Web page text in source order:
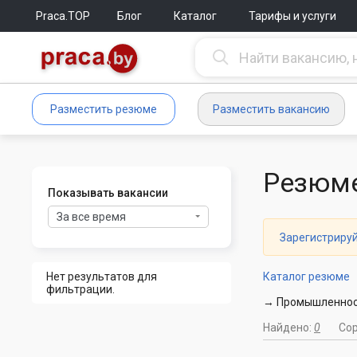
Praca.TOP Блог Каталог Тарифы и услуги
Разместить резюме Разместить вакансию
Показывать вакансии
За все время
Нет результатов для
фильтрации.
Каталог резюме
→
Найдено: 0